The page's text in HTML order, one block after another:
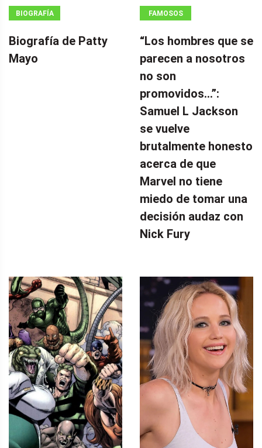
BIOGRAFÍA
Biografía de Patty
Mayo
FAMOSOS
“Los hombres que se
parecen a nosotros
no son
promovidos…”:
Samuel L Jackson
se vuelve
brutalmente honesto
acerca de que
Marvel no tiene
miedo de tomar una
decisión audaz con
Nick Fury